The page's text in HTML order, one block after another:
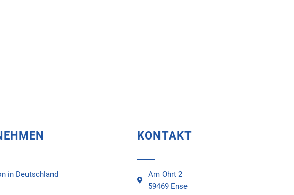
in Deutschland
KONTAKT
Am Ohrt 2
59469 Ense